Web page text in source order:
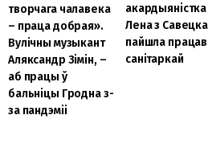
творчага чалавека
– праца добрая».
Вулічны музыкант
Аляксандр Зімін, –
аб працы ў
бальніцы Гродна з-
за пандэміі
акардыяністка
Лена з
пайшла
санітаркай